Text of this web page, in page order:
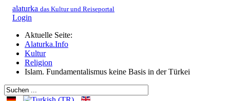
alaturka das Kultur und Reiseportal
Login
Aktuelle Seite:
Alaturka.Info
Kultur
Religion
Islam. Fundamentalismus keine Basis in der Türkei